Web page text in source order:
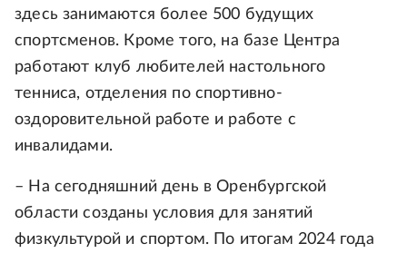
здесь занимаются более 500 будущих
спортсменов. Кроме того, на базе Центра
работают клуб любителей настольного
тенниса, отделения по спортивно-
оздоровительной работе и работе с
инвалидами.
– На сегодняшний день в Оренбургской
области созданы условия для занятий
физкультурой и спортом. По итогам 2024 года